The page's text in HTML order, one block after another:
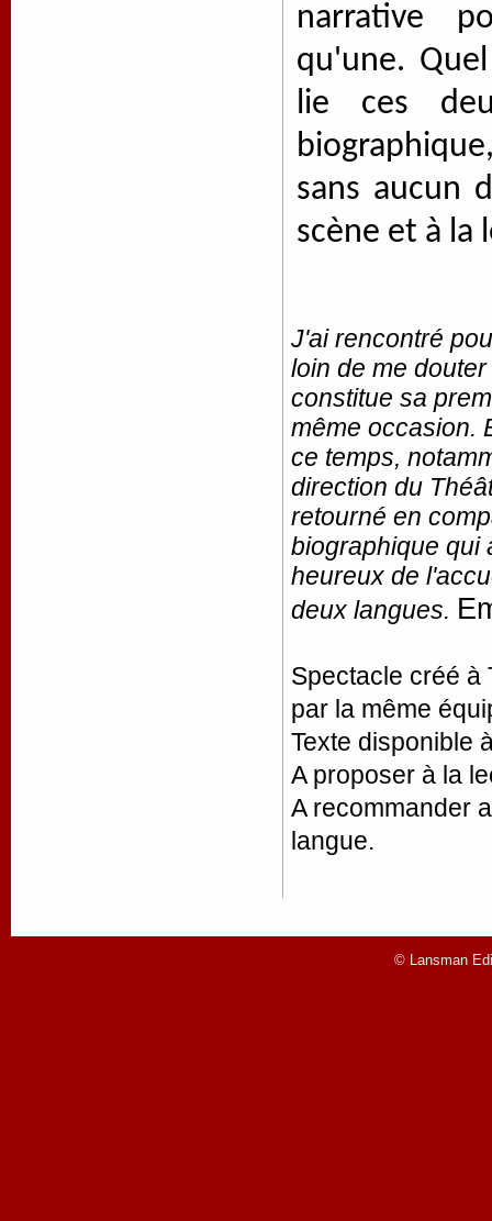
narrative
qu'une.
lie ces
sans aucun
scène et à la
J'ai rencontré
loin de me
constitue sa
même occasion.
ce temps,
direction du
retourné en
biographique qui
heureux de
deux langues.
Spectacle créé à
par la même
Texte disponible
A proposer à la
A recommander
langue.
© Lansman